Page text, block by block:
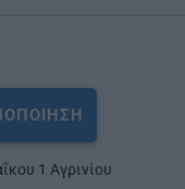
1 Αγρινίου